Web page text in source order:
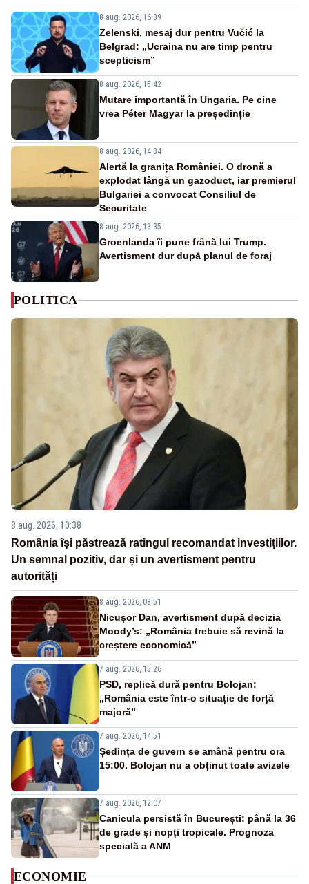
8 aug. 2026, 16:39
Zelenski, mesaj dur pentru Vučić la
Belgrad: „Ucraina nu are timp pentru
scepticism”
8 aug. 2026, 15:42
Mutare importantă în Ungaria. Pe cine
vrea Péter Magyar la președinție
8 aug. 2026, 14:34
Alertă la granița României. O dronă a
explodat lângă un gazoduct, iar premierul
Bulgariei a convocat Consiliul de
Securitate
8 aug. 2026, 13:35
Groenlanda îi pune frână lui Trump.
Avertisment dur după planul de foraj
POLITICA
8 aug. 2026, 10:38
România își păstrează ratingul recomandat investițiilor.
Un semnal pozitiv, dar și un avertisment pentru
autorități
8 aug. 2026, 08:51
Nicușor Dan, avertisment după decizia
Moody’s: „România trebuie să revină la
creștere economică”
7 aug. 2026, 15:26
PSD, replică dură pentru Bolojan:
„România este într-o situație de forță
majoră”
7 aug. 2026, 14:51
Ședința de guvern se amână pentru ora
15:00. Bolojan nu a obținut toate avizele
7 aug. 2026, 12:07
Canicula persistă în București: până la 36
de grade și nopți tropicale. Prognoza
specială a ANM
ECONOMIE